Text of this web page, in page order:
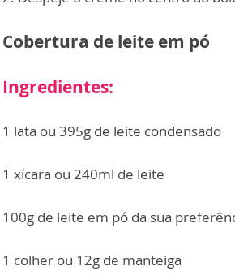
Cobertura de leite em pó
Ingredientes:
1 lata ou 395g de leite condensado
1 xícara ou 240ml de leite
100g de leite em pó da sua
1 colher ou 12g de manteiga